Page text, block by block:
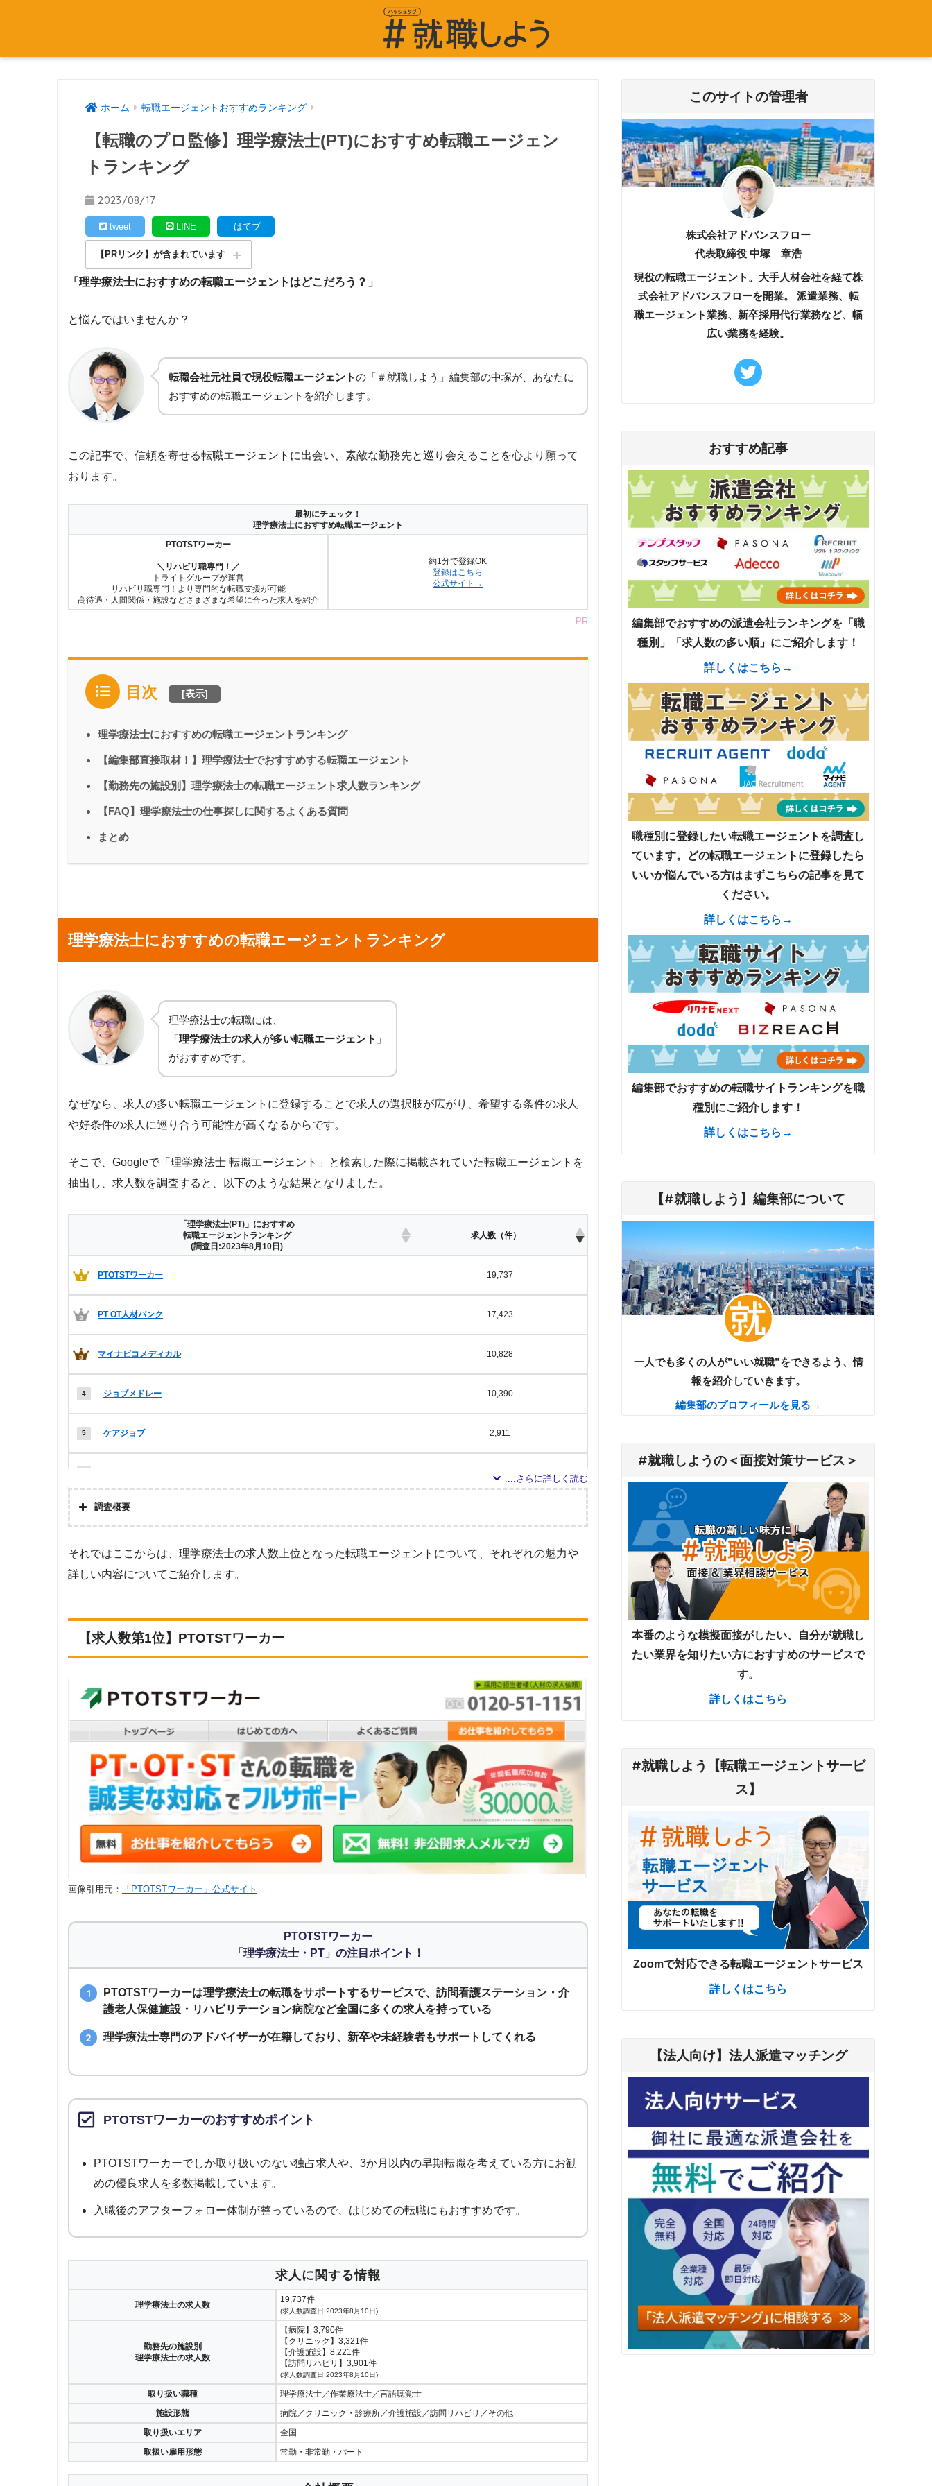
ホーム 転職エージェントおすすめランキング
【転職のプロ監修】理学療法士(PT)におすすめ転職エージェン
トランキング
2023/08/17
tweet LINE はてブ
【PRリンク】が含まれています
「理学療法士におすすめの転職エージェントはどこだろう？」
と悩んではいませんか？
転職会社元社員で現役転職エージェントの「＃就職しよう」編集部の中塚が、あなたに
おすすめの転職エージェントを紹介します。
この記事で、信頼を寄せる転職エージェントに出会い、素敵な勤務先と巡り会えることを心より願って
おります。
最初にチェック！
理学療法士におすすめ転職エージェント
PTOTSTワーカー
＼リハビリ職専門！／
トライトグループが運営
リハビリ職専門！より専門的な転職支援が可能
高待遇・人間関係・施設などさまざまな希望に合った求人を紹介
約1分で登録OK
登録はこちら
公式サイト→
PR
目次 [表示]
理学療法士におすすめの転職エージェントランキング
【編集部直接取材！】理学療法士でおすすめする転職エージェント
【勤務先の施設別】理学療法士の転職エージェント求人数ランキング
【FAQ】理学療法士の仕事探しに関するよくある質問
まとめ
理学療法士におすすめの転職エージェントランキング
理学療法士の転職には、
「理学療法士の求人が多い転職エージェント」
がおすすめです。
なぜなら、求人の多い転職エージェントに登録することで求人の選択肢が広がり、希望する条件の求人
や好条件の求人に巡り合う可能性が高くなるからです。
そこで、Googleで「理学療法士 転職エージェント」と検索した際に掲載されていた転職エージェントを
抽出し、求人数を調査すると、以下のような結果となりました。
「理学療法士(PT)」におすすめ
転職エージェントランキング
(調査日:2023年8月10日)
求人数（件）
PTOTSTワーカー 19,737
PT OT人材バンク 17,423
マイナビコメディカル 10,828
ジョブメドレー 10,390
ケアジョブ 2,911
メドフィット
ミラクス介護 291
調査概要
調査の企画・集計
株式会社アドバンスフロー
調査対象とした求人について
上記で調査対象とした転職エージェントがWEBサイトで公開している求人のうち、「条件：理学療法士」の条件に合致する求人
※求人数ランキング上部に記載
それではここからは、理学療法士の求人数上位となった転職エージェントについて、それぞれの魅力や
詳しい内容についてご紹介します。
【求人数第1位】PTOTSTワーカー
画像引用元： 「PTOTSTワーカー」公式サイト
PTOTSTワーカー
「理学療法士・PT」の注目ポイント！
PTOTSTワーカーは理学療法士の転職をサポートするサービスで、訪問看護ステーション・介
護老人保健施設・リハビリテーション病院など全国に多くの求人を持っている
理学療法士専門のアドバイザーが在籍しており、新卒や未経験者もサポートしてくれる
PTOTSTワーカーのおすすめポイント
PTOTSTワーカーでしか取り扱いのない独占求人や、3か月以内の早期転職を考えている方にお勧
めの優良求人を多数掲載しています。
入職後のアフターフォロー体制が整っているので、はじめての転職にもおすすめです。
求人に関する情報
理学療法士の求人数
19,737件
(求人数調査日:2023年8月10日)
勤務先の施設別
理学療法士の求人数
【病院】3,790件
【クリニック】3,321件
【介護施設】8,221件
【訪問リハビリ】3,901件
(求人数調査日:2023年8月10日)
取り扱い職種
理学療法士／作業療法士／言語聴覚士
施設形態
病院／クリニック・診療所／介護施設／訪問リハビリ／その他
取り扱いエリア
全国
取扱い雇用形態
常勤・非常勤・パート
このサイトの管理者
株式会社アドバンスフロー
代表取締役 中塚 章浩
現役の転職エージェント。大手人材会社を経て株
式会社アドバンスフローを開業。 派遣業務、転
職エージェント業務、新卒採用代行業務など、幅
広い業務を経験。
おすすめ記事
編集部でおすすめの派遣会社ランキングを「職
種別」「求人数の多い順」にご紹介します！
詳しくはこちら→
職種別に登録したい転職エージェントを調査し
ています。どの転職エージェントに登録したら
いいか悩んでいる方はまずこちらの記事を見て
ください。
詳しくはこちら→
編集部でおすすめの転職サイトランキングを職
種別にご紹介します！
詳しくはこちら→
【#就職しよう】編集部について
一人でも多くの人が”いい就職”をできるよう、情
報を紹介していきます。
編集部のプロフィールを見る→
#就職しようの＜面接対策サービス＞
本番のような模擬面接がしたい、自分が就職し
たい業界を知りたい方におすすめのサービスで
す。
詳しくはこちら
#就職しよう【転職エージェントサービ
ス】
Zoomで対応できる転職エージェントサービス
詳しくはこちら
【法人向け】法人派遣マッチング